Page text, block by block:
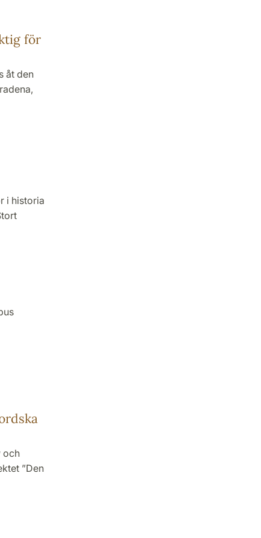
för
åt den
i historia
och
”Den